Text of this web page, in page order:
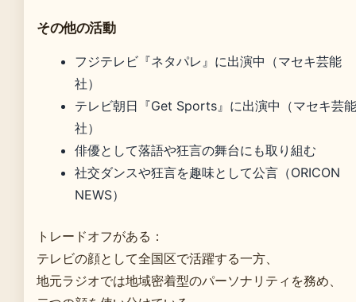
その他の活動
フジテレビ『ネタパレ』に出演中（マセキ芸能
社）
テレビ朝日『Get Sports』に出演中（マセキ芸能
社）
俳優として落語や狂言の舞台にも取り組む
社交ダンスや狂言を趣味として公言（ORICON
NEWS）
トレードオフがある：
テレビの顔として全国区で活躍する一方、
地元ラジオでは地域密着型のパーソナリティを務め、